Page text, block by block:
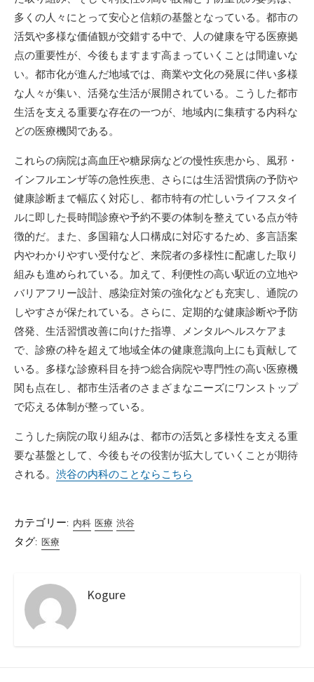
多くの人々にとって安心と信頼の基盤となっている。都市の
活気や多様な価値観が交錯する中で、人の健康を守る医療拠
点の重要性が、今後もますます高まっていくことは間違いな
い。都市化が進んだ地域では、商業や文化の発展に伴い多様
な人々が集い、活発な生活が展開されている。こうした都市
生活を支える重要な存在の一つが、地域内に集積する内科な
どの医療機関である。
これらの病院は高血圧や糖尿病などの慢性疾患から、風邪・
インフルエンザ等の急性疾患、さらには生活習慣病の予防や
健康診断まで幅広く対応し、都市特有の忙しいライフスタイ
ルに即した長時間診療や予約不要の体制を整えている点が特
徴的だ。また、多国籍な人口構成に対応するため、多言語案
内やわかりやすい受付など、来院者の多様性に配慮した取り
組みも進められている。加えて、利便性の高い駅近の立地や
バリアフリー設計、感染症対策の強化なども充実し、通院の
しやすさが保たれている。さらに、定期的な健康診断や予防
啓発、生活習慣改善に向けた指導、メンタルヘルスケアま
で、診療の枠を超えて地域全体の健康意識向上にも貢献して
いる。多様な診療科目を持つ総合病院や専門性の高い医療機
関も点在し、都市生活者のさまざまなニーズにワンストップ
で応える体制が整っている。
こうした病院の取り組みは、都市の活気と多様性を支える重
要な基盤として、今後もその役割が拡大していくことが期待
される。 渋谷の内科のことならこちら
カテゴリー: 内科 医療 渋谷
タグ: 医療
Kogure